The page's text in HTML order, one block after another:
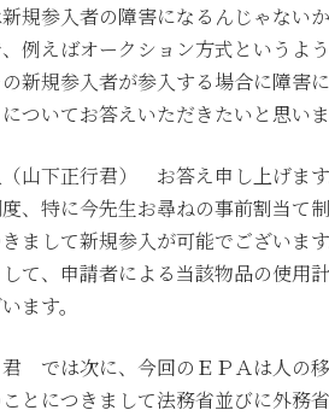
規参入者の障害になるんじゃない
例えばオークション方式というよ
新規参入者が参入する場合に障害
ついてお答えいただきたいと思いま
山下正行君） お答え申し上げます
、特に今先生お尋ねの事前割当て
まして新規参入が可能でございま
て、申請者による当該物品の使用
ます。
では次に、今回のＥＰＡは人の
とにつきまして法務省並びに外務